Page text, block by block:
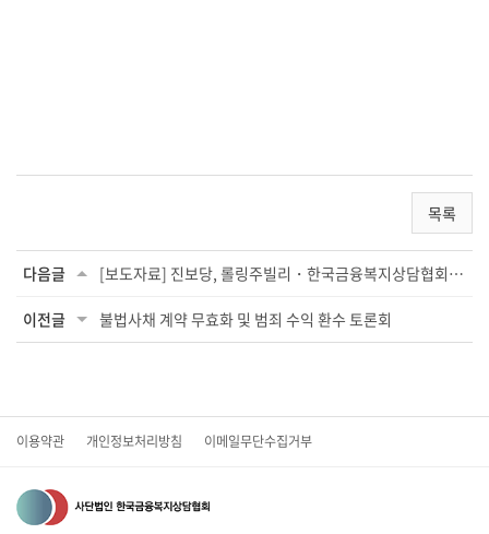
목록
다음글 [보도자료] 진보당, 롤링주빌리・한국금융복지상담협회와 업무협약 진행
이전글 불법사채 계약 무효화 및 범죄 수익 환수 토론회
이용약관 개인정보처리방침 이메일무단수집거부